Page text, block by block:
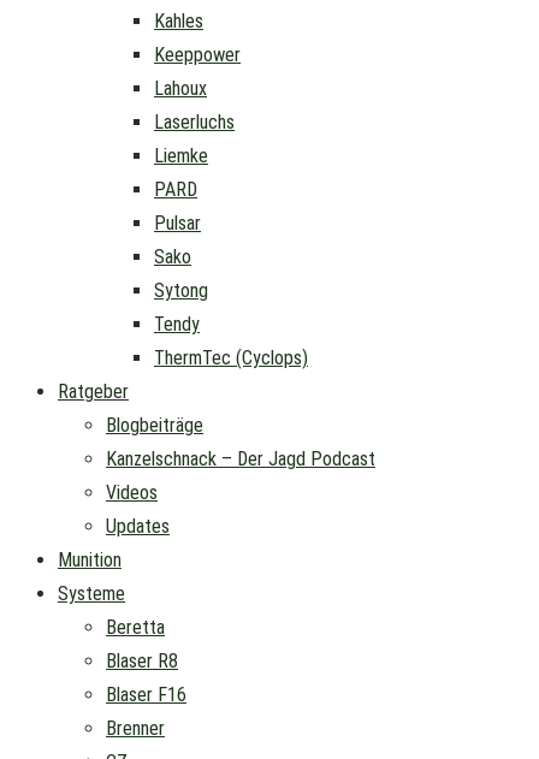
Kahles
Keeppower
Lahoux
Laserluchs
Liemke
PARD
Pulsar
Sako
Sytong
Tendy
ThermTec (Cyclops)
Ratgeber
Blogbeiträge
Kanzelschnack – Der Jagd Podcast
Videos
Updates
Munition
Systeme
Beretta
Blaser R8
Blaser F16
Brenner